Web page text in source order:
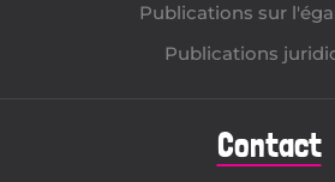
Publications sur
Publications
Contact